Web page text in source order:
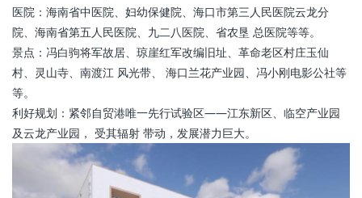
医院：海南省中医院、妇幼保健院、海口市第三人民医院云龙分
院、海南省第五人民医院、九二八医院、省农垦 总医院等等。
景点：冯白驹将军故居、琼崖红军改编旧址、革命老区村庄玉仙
村、灵山寺、南渡江 风光带、 海口兰花产业园、冯小刚电影公社等
等。
利好规划：紧邻自贸港唯一先行试验区——江东新区、临空产业园
及云龙产业园， 受其辐射 带动，发展潜力巨大。